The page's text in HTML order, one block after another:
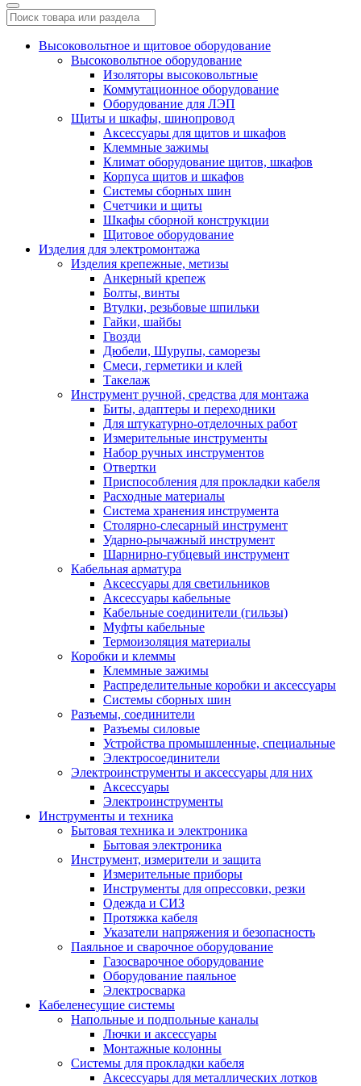
Высоковольтное и щитовое оборудование
Высоковольтное оборудование
Изоляторы высоковольтные
Коммутационное оборудование
Оборудование для ЛЭП
Щиты и шкафы, шинопровод
Аксессуары для щитов и шкафов
Клеммные зажимы
Климат оборудование щитов, шкафов
Корпуса щитов и шкафов
Системы сборных шин
Счетчики и щиты
Шкафы сборной конструкции
Щитовое оборудование
Изделия для электромонтажа
Изделия крепежные, метизы
Анкерный крепеж
Болты, винты
Втулки, резьбовые шпильки
Гайки, шайбы
Гвозди
Дюбели, Шурупы, саморезы
Смеси, герметики и клей
Такелаж
Инструмент ручной, средства для монтажа
Биты, адаптеры и переходники
Для штукатурно-отделочных работ
Измерительные инструменты
Набор ручных инструментов
Отвертки
Приспособления для прокладки кабеля
Расходные материалы
Система хранения инструмента
Столярно-слесарный инструмент
Ударно-рычажный инструмент
Шарнирно-губцевый инструмент
Кабельная арматура
Аксессуары для светильников
Аксессуары кабельные
Кабельные соединители (гильзы)
Муфты кабельные
Термоизоляция материалы
Коробки и клеммы
Клеммные зажимы
Распределительные коробки и аксессуары
Системы сборных шин
Разъемы, соединители
Разъемы силовые
Устройства промышленные, специальные
Электросоединители
Электроинструменты и аксессуары для них
Аксессуары
Электроинструменты
Инструменты и техника
Бытовая техника и электроника
Бытовая электроника
Инструмент, измерители и защита
Измерительные приборы
Инструменты для опрессовки, резки
Одежда и СИЗ
Протяжка кабеля
Указатели напряжения и безопасность
Паяльное и сварочное оборудование
Газосварочное оборудование
Оборудование паяльное
Электросварка
Кабеленесущие системы
Напольные и подпольные каналы
Лючки и аксессуары
Монтажные колонны
Системы для прокладки кабеля
Аксессуары для металлических лотков